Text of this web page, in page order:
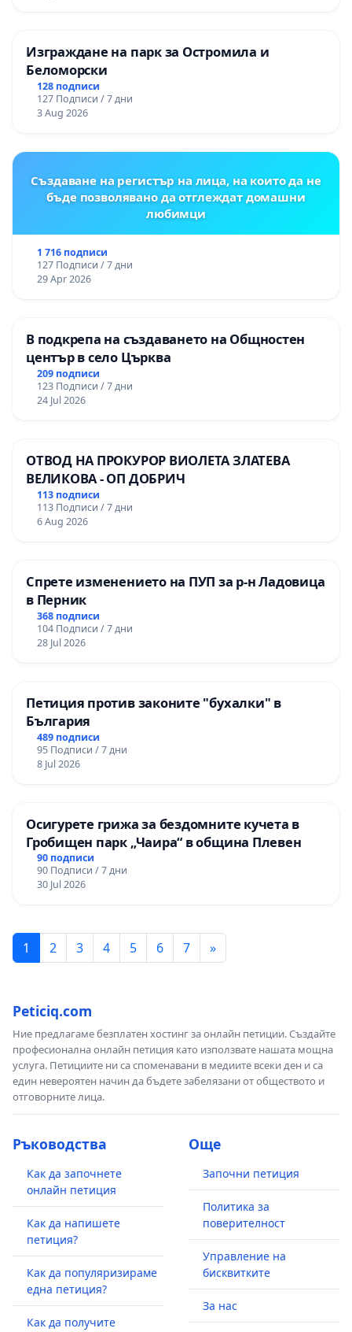
Изграждане на парк за Остромила и
Беломорски
128 подписи
127 Подписи / 7 дни
3 Aug 2026
Създаване на регистър на лица, на които да не
бъде позволявано да отглеждат домашни
любимци
1 716 подписи
127 Подписи / 7 дни
29 Apr 2026
В подкрепа на създаването на Общностен
център в село Църква
209 подписи
123 Подписи / 7 дни
24 Jul 2026
ОТВОД НА ПРОКУРОР ВИОЛЕТА ЗЛАТЕВА
ВЕЛИКОВА - ОП ДОБРИЧ
113 подписи
113 Подписи / 7 дни
6 Aug 2026
Спрете изменението на ПУП за р-н Ладовица
в Перник
368 подписи
104 Подписи / 7 дни
28 Jul 2026
Петиция против законите "бухалки" в
България
489 подписи
95 Подписи / 7 дни
8 Jul 2026
Осигурете грижа за бездомните кучета в
Гробищен парк „Чаира“ в община Плевен
90 подписи
90 Подписи / 7 дни
30 Jul 2026
1 2 3 4 5 6 7 »
Peticiq.com
Ние предлагаме безплатен хостинг за онлайн петиции. Създайте
професионална онлайн петиция като използвате нашата мощна
услуга. Петициите ни са споменавани в медиите всеки ден и са
един невероятен начин да бъдете забелязани от обществото и
отговорните лица.
Ръководства
Как да започнете
онлайн петиция
Как да напишете
петиция?
Как да популяризираме
една петиция?
Как да получите
Още
Започни петиция
Политика за
поверителност
Управление на
бисквитките
За нас